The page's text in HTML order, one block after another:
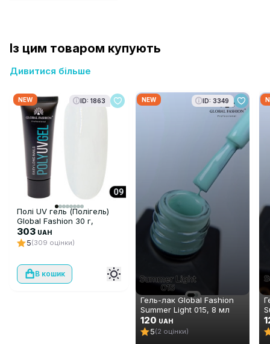
Із цим товаром купують
Дивитися більше
NEW ID: 1863
Полі UV гель (Полігель)
Global Fashion 30 г,
прозорий 09
303 UAH
5(309 оцінки)
В кошик
NEW ID: 3349
Гель-лак Global Fashion
Summer Light 015, 8 мл
120 UAH
5(2 оцінки)